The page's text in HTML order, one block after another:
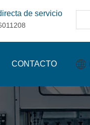
de servicio
CONTACTO